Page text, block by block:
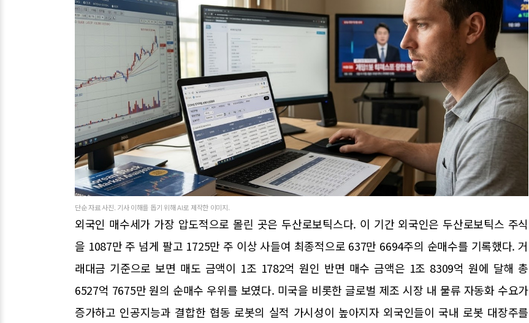
단순 자료 사진. 기사 이해를 돕기 위해 AI로 제작한 이미지.
외국인 매수세가 가장 압도적으로 몰린 곳은 두산로보틱스다. 이 기간 외국인은 두산로보틱스 주식
을 1087만 주 넘게 팔고 1725만 주 이상 사들여 최종적으로 637만 6694주의 순매수를 기록했다. 거
래대금 기준으로 보면 매도 금액이 1조 1782억 원인 반면 매수 금액은 1조 8309억 원에 달해 총
6527억 7675만 원의 순매수 우위를 보였다. 미국을 비롯한 글로벌 제조 시장 내 물류 자동화 수요가
증가하고 인공지능과 결합한 협동 로봇의 실적 가시성이 높아지자 외국인들이 국내 로봇 대장주를